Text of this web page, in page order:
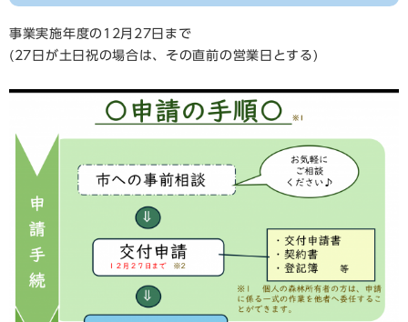
事業実施年度の12月27日まで
(27日が土日祝の場合は、その直前の営業日とする)